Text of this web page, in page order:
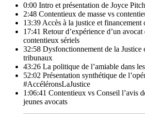
0:00 Intro et présentation de Joyce
2:48 Contentieux de masse vs
13:39 Accès à la justice et financement
17:41 Retour d’expérience d’un avocat
contentieux sériels
32:58 Dysfonctionnement de la Justice
tribunaux
43:26 La politique de l’amiable dans
52:02 Présentation synthétique de
#AccéléronsLaJustice
1:06:41 Contentieux vs Conseil l’avis
jeunes avocats